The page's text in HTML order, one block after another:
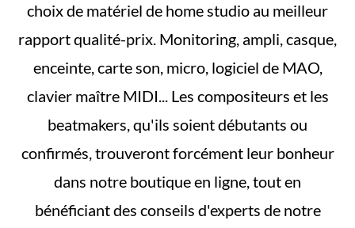
choix de matériel de home studio au meilleur
rapport qualité-prix. Monitoring, ampli, casque,
enceinte, carte son, micro, logiciel de MAO,
clavier maître MIDI... Les compositeurs et les
beatmakers, qu'ils soient débutants ou
confirmés, trouveront forcément leur bonheur
dans notre boutique en ligne, tout en
bénéficiant des conseils d'experts de notre